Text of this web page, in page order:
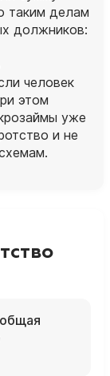
таким делам
должников:
человек
этом
уже
и не